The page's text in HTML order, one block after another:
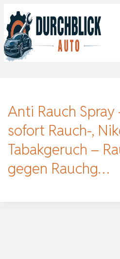
Zum
Inhalt
springen
Anti Rauch
sofort Rauch-,
Tabakgeruch –
gegen Rauchg…